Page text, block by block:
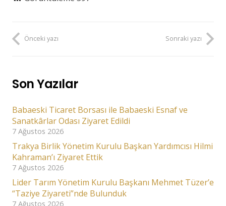
Önceki yazı Sonraki yazı
Son Yazılar
Babaeski Ticaret Borsası ile Babaeski Esnaf ve
Sanatkârlar Odası Ziyaret Edildi
7 Ağustos 2026
Trakya Birlik Yönetim Kurulu Başkan Yardımcısı Hilmi
Kahraman’ı Ziyaret Ettik
7 Ağustos 2026
Lider Tarım Yönetim Kurulu Başkanı Mehmet Tüzer’e
“Taziye Ziyareti”nde Bulunduk
7 Ağustos 2026